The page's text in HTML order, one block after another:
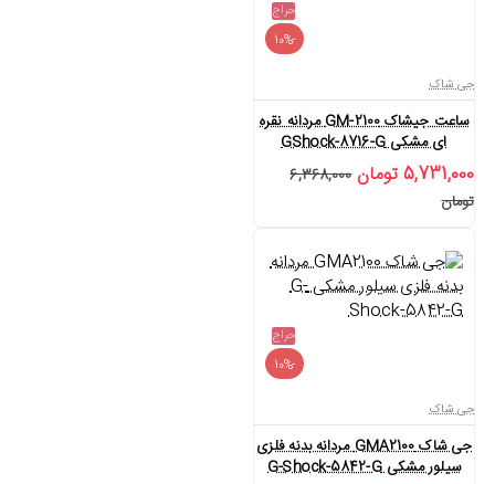
حراج
-10%
جی شاک
ساعت جیشاک GM-2100 مردانه نقره
ای مشکی GShock-8716-G
5,731,000 تومان
6,368,000
تومان
حراج
-10%
جی شاک
جی شاک GMA2100 مردانه بدنه فلزی
سیلور مشکی G-Shock-5842-G